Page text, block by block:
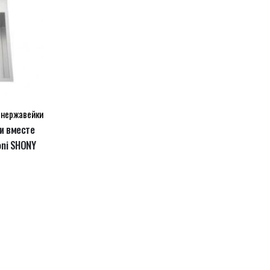
вместе
SHONY